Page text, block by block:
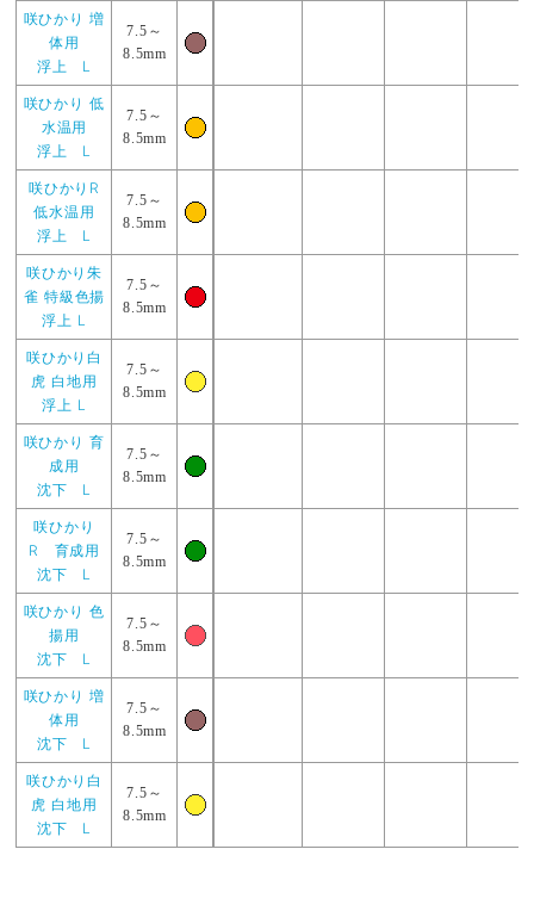
咲ひかり 増
体用
浮上 L
7.5～
8.5mm
咲ひかり 低
水温用
浮上 L
7.5～
8.5mm
咲ひかりR
低水温用
浮上 L
7.5～
8.5mm
咲ひかり朱
雀 特級色揚
浮上 L
7.5～
8.5mm
咲ひかり白
虎 白地用
浮上 L
7.5～
8.5mm
咲ひかり 育
成用
沈下 L
7.5～
8.5mm
咲ひかり
R 育成用
沈下 L
7.5～
8.5mm
咲ひかり 色
揚用
沈下 L
7.5～
8.5mm
咲ひかり 増
体用
沈下 L
7.5～
8.5mm
咲ひかり白
虎 白地用
沈下 L
7.5～
8.5mm